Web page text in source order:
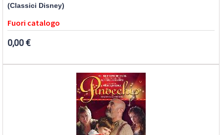
(Classici Disney)
Fuori catalogo
0,00 €